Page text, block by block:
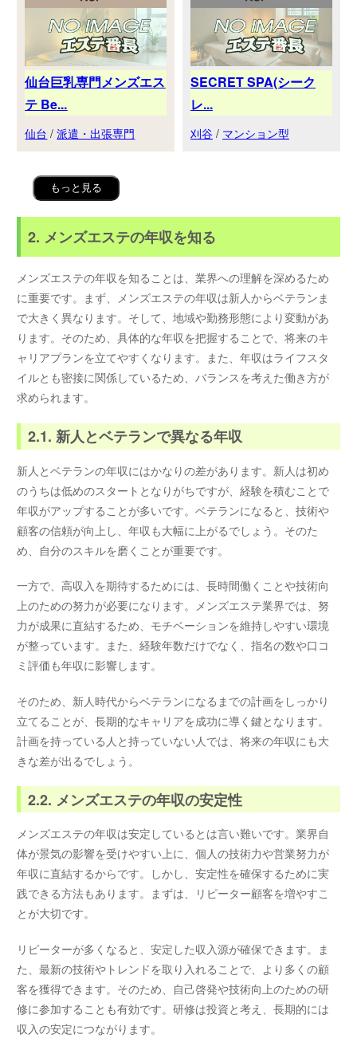
仙台巨乳専門メンズエス
テ Be...
仙台 /派遣・出張専門
SECRET SPA(シーク
レ...
刈谷 / マンション型
もっと見る
2. メンズエステの年収を知る
メンズエステの年収を知ることは、業界への理解を深めるため
に重要です。まず、メンズエステの年収は新人からベテランま
で大きく異なります。そして、地域や勤務形態により変動があ
ります。そのため、具体的な年収を把握することで、将来のキ
ャリアプランを立てやすくなります。また、年収はライフスタ
イルとも密接に関係しているため、バランスを考えた働き方が
求められます。
2.1. 新人とベテランで異なる年収
新人とベテランの年収にはかなりの差があります。新人は初め
のうちは低めのスタートとなりがちですが、経験を積むことで
年収がアップすることが多いです。ベテランになると、技術や
顧客の信頼が向上し、年収も大幅に上がるでしょう。そのた
め、自分のスキルを磨くことが重要です。
一方で、高収入を期待するためには、長時間働くことや技術向
上のための努力が必要になります。メンズエステ業界では、努
力が成果に直結するため、モチベーションを維持しやすい環境
が整っています。また、経験年数だけでなく、指名の数や口コ
ミ評価も年収に影響します。
そのため、新人時代からベテランになるまでの計画をしっかり
立てることが、長期的なキャリアを成功に導く鍵となります。
計画を持っている人と持っていない人では、将来の年収にも大
きな差が出るでしょう。
2.2. メンズエステの年収の安定性
メンズエステの年収は安定しているとは言い難いです。業界自
体が景気の影響を受けやすい上に、個人の技術力や営業努力が
年収に直結するからです。しかし、安定性を確保するために実
践できる方法もあります。まずは、リピーター顧客を増やすこ
とが大切です。
リピーターが多くなると、安定した収入源が確保できます。ま
た、最新の技術やトレンドを取り入れることで、より多くの顧
客を獲得できます。そのため、自己啓発や技術向上のための研
修に参加することも有効です。研修は投資と考え、長期的には
収入の安定につながります。